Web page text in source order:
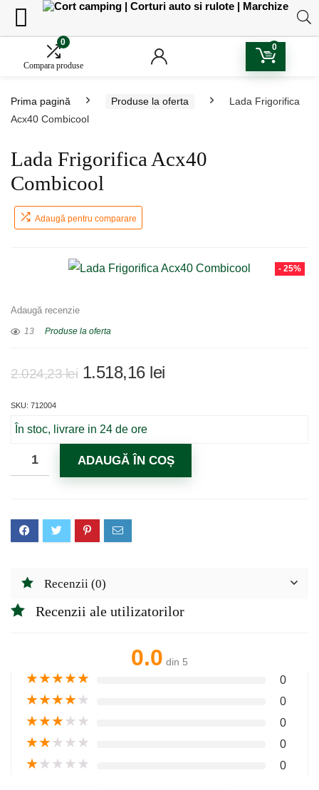
0
Compara produse
0
Prima pagină Produse la oferta
Lada Frigorifica
Acx40 Combicool
Lada Frigorifica Acx40
Combicool
Adaugă pentru comparare
- 25%
Adaugă recenzie
13 Produse la oferta
2.024,23lei Prețul
fost:
2.024,23 lei.
1.518,16 leiPrețul
SKU: 712004
În stoc, livrare in 24 de ore
ADAUGĂ ÎN COȘ
Recenzii (0)
Recenzii ale utilizatorilor
0.0 din 5
★★★★★ 0
★★★★★ 0
★★★★★ 0
★★★★★ 0
★★★★★ 0